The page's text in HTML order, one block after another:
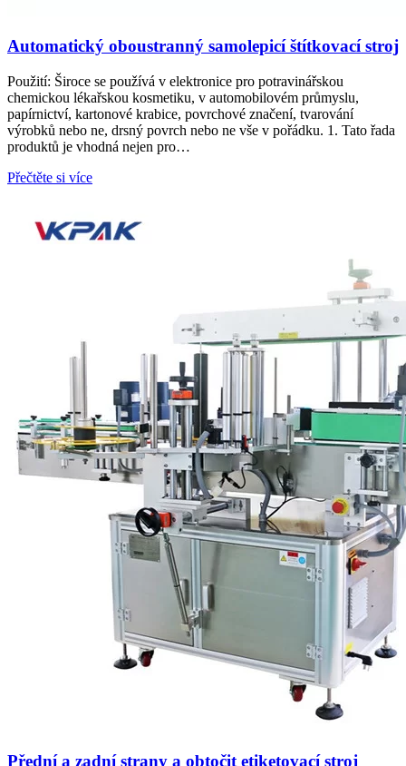
Automatický oboustranný samolepicí štítkovací stroj
Použití: Široce se používá v elektronice pro potravinářskou
chemickou lékařskou kosmetiku, v automobilovém průmyslu,
papírnictví, kartonové krabice, povrchové značení, tvarování
výrobků nebo ne, drsný povrch nebo ne vše v pořádku. 1. Tato řada
produktů je vhodná nejen pro…
Přečtěte si více
Přední a zadní strany a obtočit etiketovací stroj